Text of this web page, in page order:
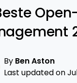
By Ben Aston
Last updated on Jul